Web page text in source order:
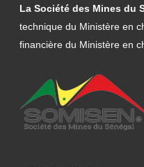
La Société des Mines du
technique du Ministère en
financière du Ministère en